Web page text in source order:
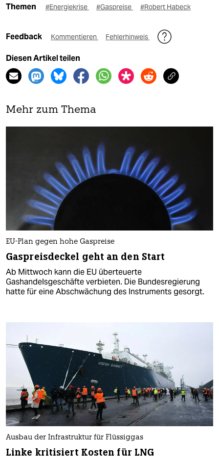
Themen #Energiekrise #Gaspreise #Robert Habeck
Feedback Kommentieren Fehlerhinweis
Diesen Artikel teilen
Mehr zum Thema
EU-Plan gegen hohe Gaspreise
Gaspreisdeckel geht an den Start
Ab Mittwoch kann die EU überteuerte
Gashandelsgeschäfte verbieten. Die Bundesregierung
hatte für eine Abschwächung des Instruments gesorgt.
Ausbau der Infrastruktur für Flüssiggas
Linke kritisiert Kosten für LNG